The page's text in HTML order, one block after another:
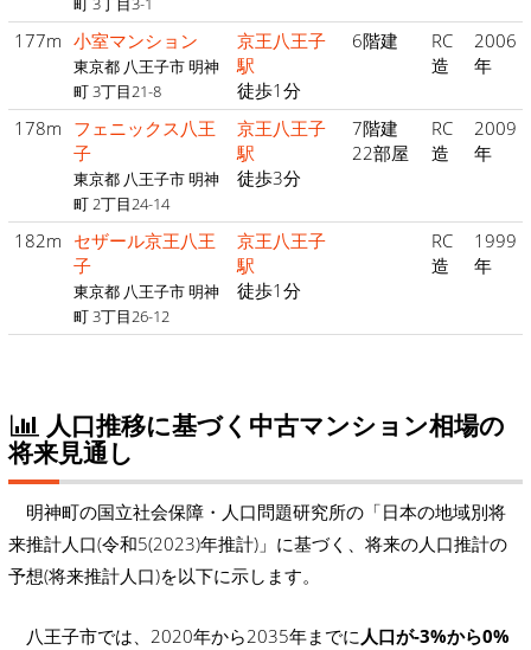
177m 小室マンション
東京都 八王子市 明神
町 3丁目21-8
京王八王子
駅
徒歩1分
6階建
RC
造
2006
年
178m フェニックス八王
子
東京都 八王子市 明神
町 2丁目24-14
京王八王子
駅
徒歩3分
7階建
22部屋
RC
造
2009
年
182m セザール京王八王
子
東京都 八王子市 明神
町 3丁目26-12
京王八王子
駅
徒歩1分
RC
造
1999
年
人口推移に基づく中古マンション相場の
将来見通し
明神町の国立社会保障・人口問題研究所の「日本の地域別将
来推計人口(令和5(2023)年推計)」に基づく、将来の人口推計の
予想(将来推計人口)を以下に示します。
八王子市では、2020年から2035年までに 人口が-3%から0%